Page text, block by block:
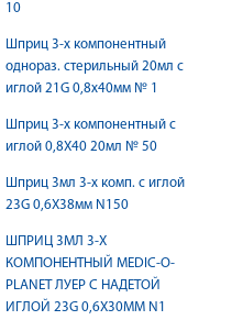
10
Шприц 3-х компонентный
однораз. стерильный 20мл с
иглой 21G 0,8х40мм № 1
Шприц 3-х компонентный с
иглой 0,8X40 20мл № 50
Шприц 3мл 3-х комп. с иглой
23G 0,6X38мм N150
ШПРИЦ 3МЛ 3-Х
КОМПОНЕНТНЫЙ MEDIC-O-
PLANET ЛУЕР C НАДЕТОЙ
ИГЛОЙ 23G 0,6X30ММ N1